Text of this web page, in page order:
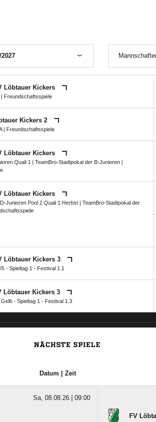
2027
Löbtauer Kickers
| Freundschaftsspiele
Kickers 2
| Freundschaftsspiele
Löbtauer Kickers
Quali 1 | TeamBro-Stadtpokal der B-Junioren |
Löbtauer Kickers
Junioren Pool 2 Quali 1 Herbst | TeamBro-Stadtpokal der
Löbtauer Kickers 3
- Spieltag 1 - Festival 1.1
Löbtauer Kickers 3
- Spieltag 1 - Festival 1.3
NÄCHSTE SPIELE
Datum | Zeit
Sa, 08.08.26 | 09:00
FV